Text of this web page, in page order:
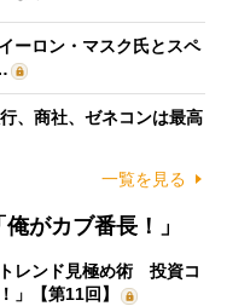
ーロン・マスク氏とスペ
、商社、ゼネコンは最高
一覧を見る
がカブ番長！」
トレンド見極め術 投資コ
」【第11回】